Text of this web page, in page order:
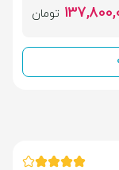
تومان